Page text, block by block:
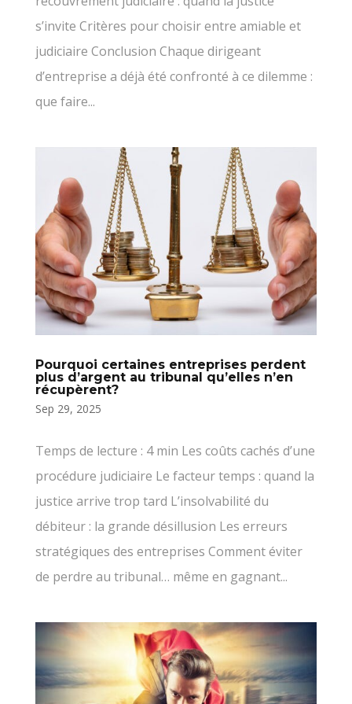
s’invite Critères pour choisir entre amiable et
judiciaire Conclusion Chaque dirigeant
d’entreprise a déjà été confronté à ce dilemme :
que faire...
Pourquoi certaines entreprises perdent
plus d’argent au tribunal qu’elles n’en
récupèrent?
Sep 29, 2025
Temps de lecture : 4 min Les coûts cachés d’une
procédure judiciaire Le facteur temps : quand la
justice arrive trop tard L’insolvabilité du
débiteur : la grande désillusion Les erreurs
stratégiques des entreprises Comment éviter
de perdre au tribunal… même en gagnant...